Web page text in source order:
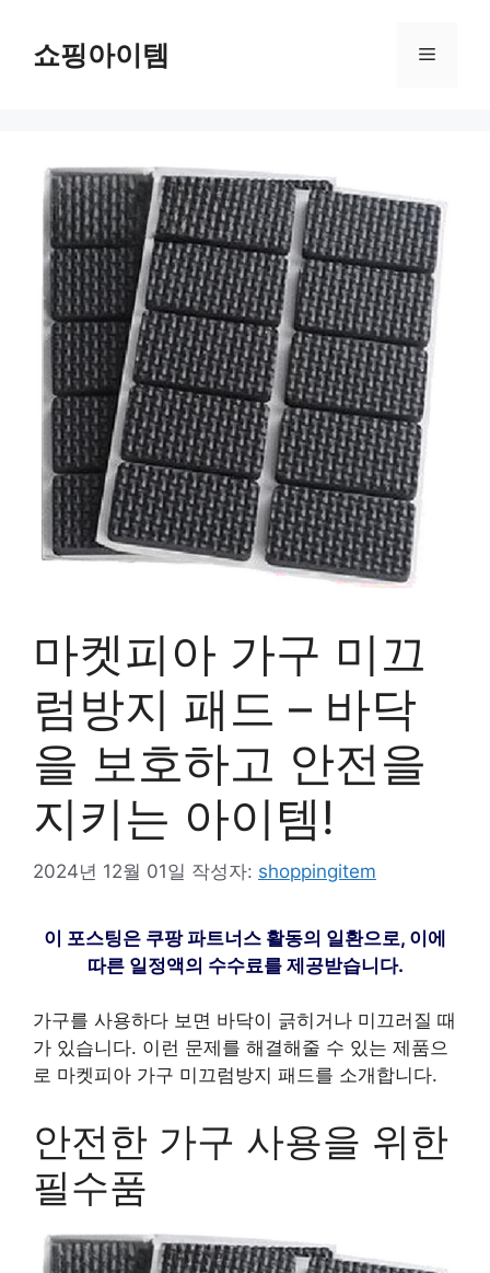
쇼핑아이템 메
마켓피아 가구 미끄
럼방지 패드 – 바닥
을 보호하고 안전을
지키는 아이템!
2024년 12월 01일 작성자: shoppingitem
이 포스팅은 쿠팡 파트너스 활동의 일환으로, 이에
따른 일정액의 수수료를 제공받습니다.
가구를 사용하다 보면 바닥이 긁히거나 미끄러질 때
가 있습니다. 이런 문제를 해결해줄 수 있는 제품으
로 마켓피아 가구 미끄럼방지 패드를 소개합니다.
안전한 가구 사용을 위한
필수품